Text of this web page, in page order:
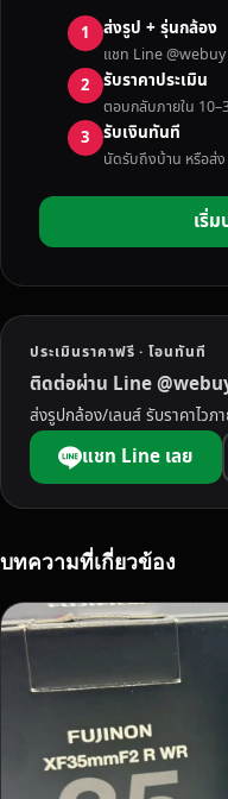
D
S
L
R
/
M
R
L
S
ใ
น
จั
ง
วั
ก
ท
พ
ม
1 ส่งรูป + รุ่นกล้อง
แชท Line @webuy
2 รับราคาประเมิน
ตอบกลับภายใน
3 รับเงินทันที
นัดรับถึงบ้าน หรือส่ง
เริ่
ประเมินราคาฟรี · โอนทันที
ติดต่อผ่าน Line
ส่งรูปกล้อง/เลนส์ รับราคาไวภ
แชท Line เลย
บทความที่เกี่ยวข้อง